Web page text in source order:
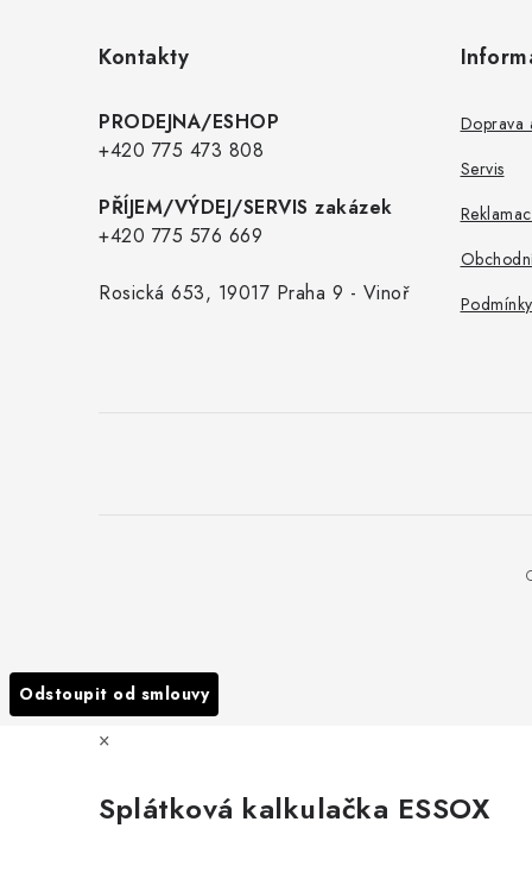
Kontakty
PRODEJNA/ESHOP
+420 775 473 808
PŘÍJEM/VÝDEJ/SERVIS zakázek
+420 775 576 669
Rosická 653, 19017 Praha 9 - Vinoř
Doprava
Servis
Odstoupit od smlouvy
×
Splátková kalkulačka ESSOX